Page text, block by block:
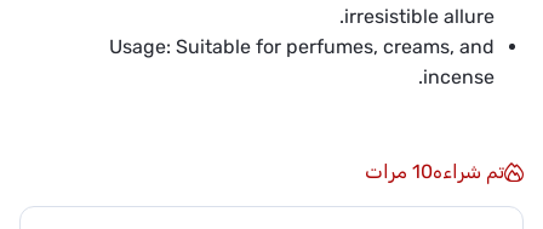
irresistible allure.
Usage: Suitable for perfumes, creams, and
incense.
تم شراءه10 مرات